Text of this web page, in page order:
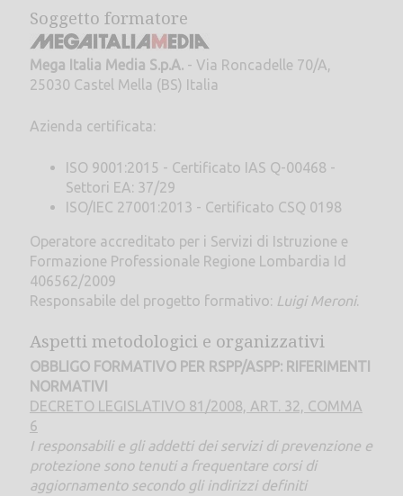
Soggetto formatore
Mega Italia Media S.p.A.- Via Roncadelle 70/A,
25030 Castel Mella (BS) Italia
Azienda certificata:
ISO 9001:2015 - Certificato IAS Q-00468 -
Settori EA: 37/29
ISO/IEC 27001:2013 - Certificato CSQ 0198
Operatore accreditato per i Servizi di Istruzione e
Formazione Professionale Regione Lombardia Id
406562/2009
Responsabile del progetto formativo: Luigi Meroni.
Aspetti metodologici e organizzativi
OBBLIGO FORMATIVO PER RSPP/ASPP: RIFERIMENTI
NORMATIVI
DECRETO LEGISLATIVO 81/2008, ART. 32, COMMA
6
I responsabili e gli addetti dei servizi di prevenzione e
protezione sono tenuti a frequentare corsi di
aggiornamento secondo gli indirizzi definiti